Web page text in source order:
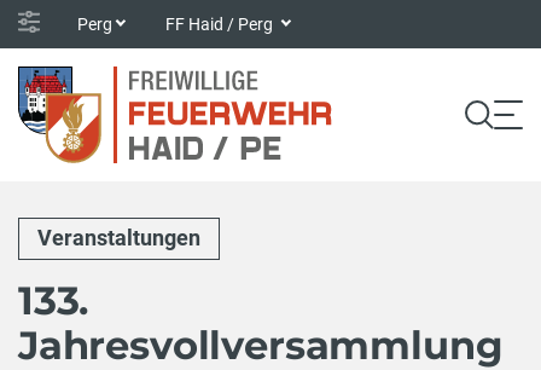
Perg FF Haid / Perg
Veranstaltungen
133.
Jahresvollversammlung